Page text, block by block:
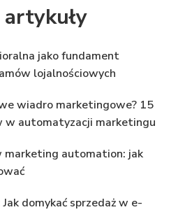
jako fundament
lojalnościowych
wiadro marketingowe? 15
w automatyzacji marketingu
marketing automation: jak
domykać sprzedaż w e-